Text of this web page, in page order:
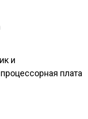
и
плата